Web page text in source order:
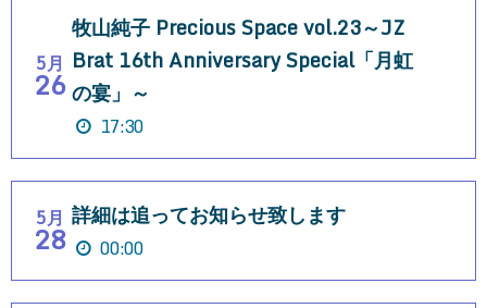
5月
26
牧山純子 Precious Space vol.23～JZ
Brat 16th Anniversary Special「月虹
の宴」～
17:30
5月
28
詳細は追ってお知らせ致します
00:00